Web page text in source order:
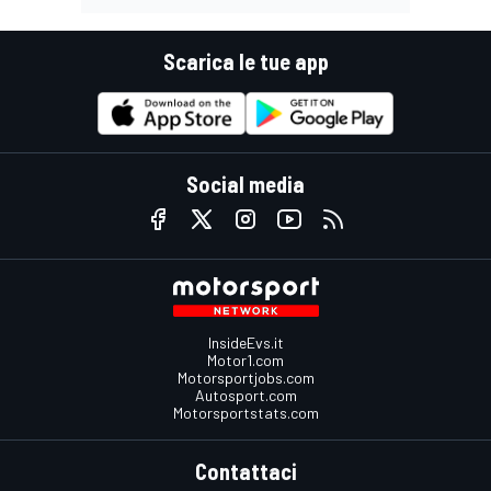
Scarica le tue app
Social media
InsideEvs.it
Motor1.com
Motorsportjobs.com
Autosport.com
Motorsportstats.com
Contattaci